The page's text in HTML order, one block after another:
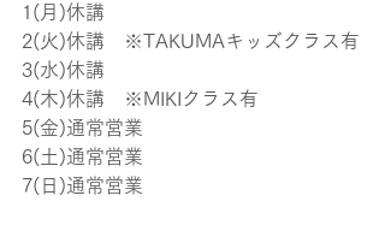
1(月)休講
2(火)休講　※TAKUMAキッズクラス有
3(水)休講
4(木)休講　※MIKIクラス有
5(金)通常営業
6(土)通常営業
7(日)通常営業